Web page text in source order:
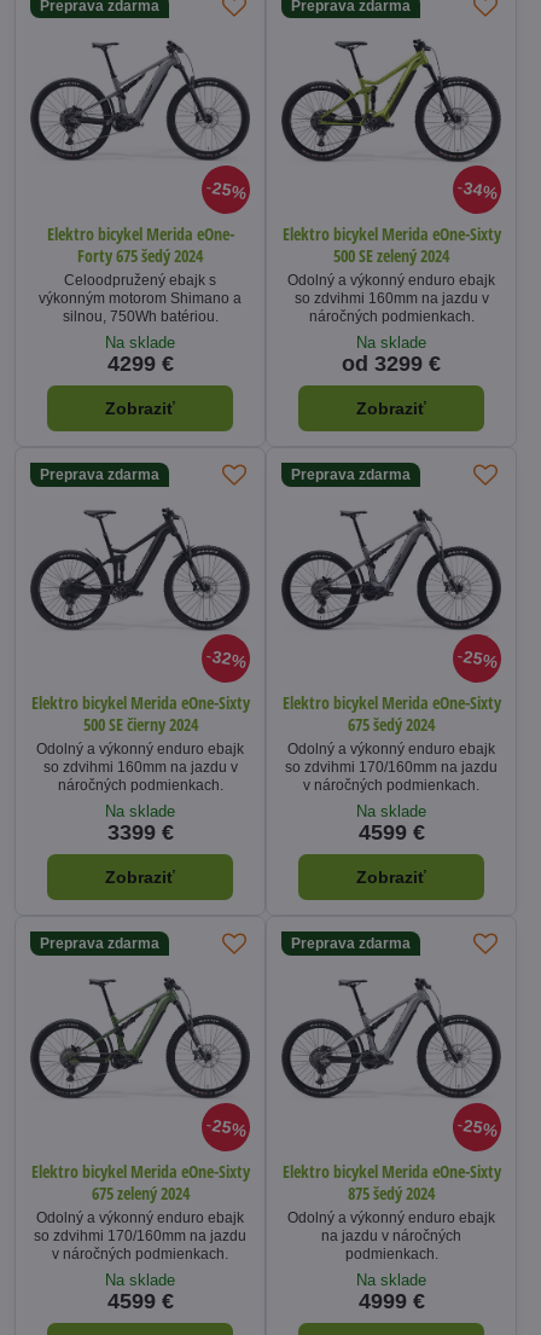
25%
Preprava zdarma
Elektro bicykel Merida eOne-
Forty 675 šedý 2024
Celoodpružený ebajk s
výkonným motorom Shimano a
silnou, 750Wh batériou.
Na sklade
4299 €
Zobraziť
34%
Preprava zdarma
Elektro bicykel Merida eOne-Sixty
500 SE zelený 2024
Odolný a výkonný enduro ebajk
so zdvihmi 160mm na jazdu v
náročných podmienkach.
Na sklade
od 3299 €
Zobraziť
32%
Preprava zdarma
Elektro bicykel Merida eOne-Sixty
500 SE čierny 2024
Odolný a výkonný enduro ebajk
so zdvihmi 160mm na jazdu v
náročných podmienkach.
Na sklade
3399 €
Zobraziť
25%
Preprava zdarma
Elektro bicykel Merida eOne-Sixty
675 šedý 2024
Odolný a výkonný enduro ebajk
so zdvihmi 170/160mm na jazdu
v náročných podmienkach.
Na sklade
4599 €
Zobraziť
25%
Preprava zdarma
Elektro bicykel Merida eOne-Sixty
675 zelený 2024
Odolný a výkonný enduro ebajk
so zdvihmi 170/160mm na jazdu
v náročných podmienkach.
Na sklade
4599 €
25%
Preprava zdarma
Elektro bicykel Merida eOne-Sixty
875 šedý 2024
Odolný a výkonný enduro ebajk
na jazdu v náročných
podmienkach.
Na sklade
4999 €